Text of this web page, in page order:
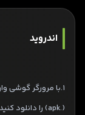
اندروید
1.با مرورگر
(.apk) را دانلود کنید.